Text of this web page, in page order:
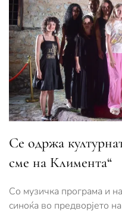
Се одржа
сме на Климента“
Со музичка програма и
синоќа во предворјето